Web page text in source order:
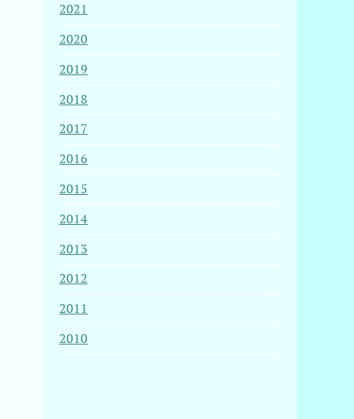
2021
2020
2019
2018
2017
2016
2015
2014
2013
2012
2011
2010